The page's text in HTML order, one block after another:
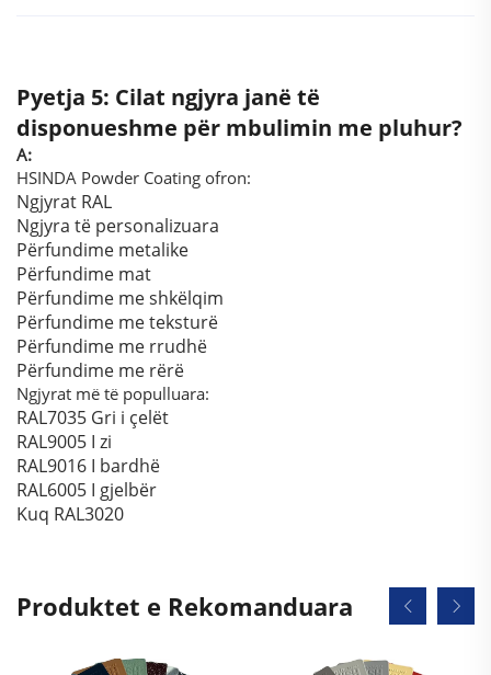
Pyetja 5: Cilat ngjyra janë të
disponueshme për mbulimin me pluhur?
A:
HSINDA Powder Coating ofron:
Ngjyrat RAL
Ngjyra të personalizuara
Përfundime metalike
Përfundime mat
Përfundime me shkëlqim
Përfundime me teksturë
Përfundime me rrudhë
Përfundime me rërë
Ngjyrat më të populluara:
RAL7035 Gri i çelët
RAL9005 I zi
RAL9016 I bardhë
RAL6005 I gjelbër
Kuq RAL3020
Produktet e Rekomanduara